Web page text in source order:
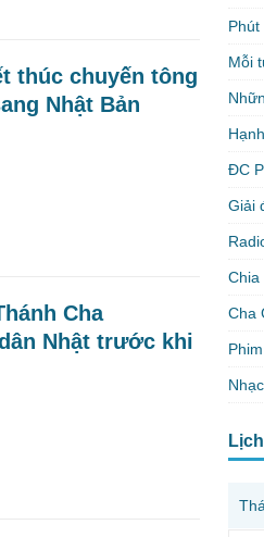
thúc chuyến tông
Nhật Bản
Cha
Nhật trước khi
Mỗi
ĐC
Giải
Chia
Cha
Nhạc
Lịch